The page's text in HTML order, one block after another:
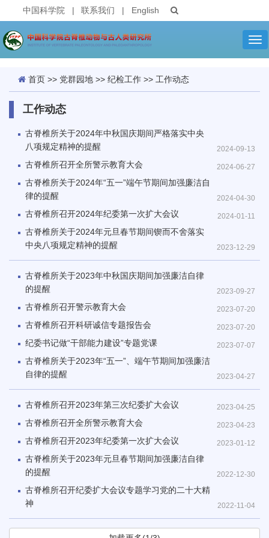
中国科学院 | 联系我们 | English
首页 >> 党群园地 >> 纪检工作 >> 工作动态
工作动态
2024-09-13
古脊椎所关于2024年中秋国庆期间严格落实中央
八项规定精神的提醒
2024-06-27
古脊椎所召开全所警示教育大会
2024-04-30
古脊椎所关于2024年“五一”端午节期间加强廉洁自
律的提醒
2024-01-11
古脊椎所召开2024年纪委第一次扩大会议
2023-12-29
古脊椎所关于2024年元旦春节期间锲而不舍落实
中央八项规定精神的提醒
2023-09-27
古脊椎所关于2023年中秋国庆期间加强廉洁自律
的提醒
2023-07-20
古脊椎所召开警示教育大会
2023-07-20
古脊椎所召开科研诚信专题报告会
2023-07-07
纪委书记做“干部能力建设”专题党课
2023-04-27
古脊椎所关于2023年“五一”、端午节期间加强廉洁
自律的提醒
2023-04-25
古脊椎所召开2023年第三次纪委扩大会议
2023-04-23
古脊椎所召开全所警示教育大会
2023-01-12
古脊椎所召开2023年纪委第一次扩大会议
2022-12-30
古脊椎所关于2023年元旦春节期间加强廉洁自律
的提醒
2022-11-04
古脊椎所召开纪委扩大会议专题学习党的二十大精
神